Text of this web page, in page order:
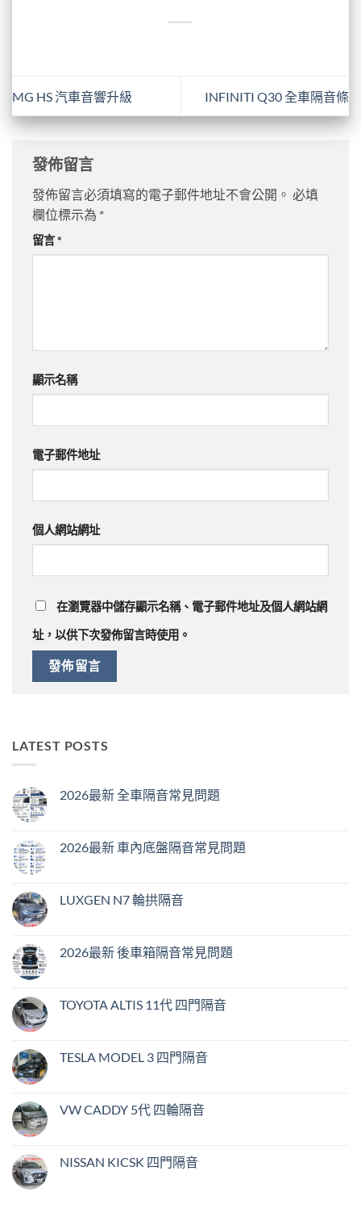
MG HS 汽車音響升級 INFINITI Q30 全車隔音條
發佈留言
發佈留言必須填寫的電子郵件地址不會公開。 必填
欄位標示為 *
留言*
顯示名稱
電子郵件地址
個人網站網址
在瀏覽器中儲存顯示名稱、電子郵件地址及個人網站網
址，以供下次發佈留言時使用。
LATEST POSTS
2026最新 全車隔音常見問題
2026最新 車內底盤隔音常見問題
LUXGEN N7 輪拱隔音
2026最新 後車箱隔音常見問題
TOYOTA ALTIS 11代 四門隔音
TESLA MODEL 3 四門隔音
VW CADDY 5代 四輪隔音
NISSAN KICSK 四門隔音